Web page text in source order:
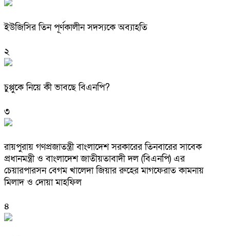
ইউজিসির তিন পূর্ণকালীন সদস্যকে অব্যাহতি
২
চুপ্পুকে নিয়ে কী ভাবছে বিএনপি?
৩
রায়পুরায় গণপ্রজাতন্ত্রী বাংলাদেশ সরকারের তিনবারের সাবেক
প্রধানমন্ত্রী ও বাংলাদেশ জাতীয়তাবাদী দল (বিএনপি) এর
চেয়ারপারসন বেগম খালেদা জিয়ার রুহের মাগফেরাত কামনায়
মিলাদ ও দোয়া মাহফিল
৪